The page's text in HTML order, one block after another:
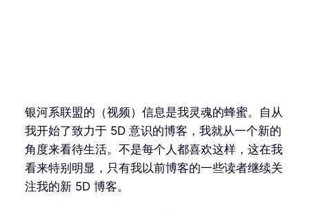
银河系联盟的（视频）信息是我灵魂的蜂蜜。自从
我开始了致力于 5D 意识的博客，我就从一个新的
角度来看待生活。不是每个人都喜欢这样，这在我
看来特别明显，只有我以前博客的一些读者继续关
注我的新 5D 博客。